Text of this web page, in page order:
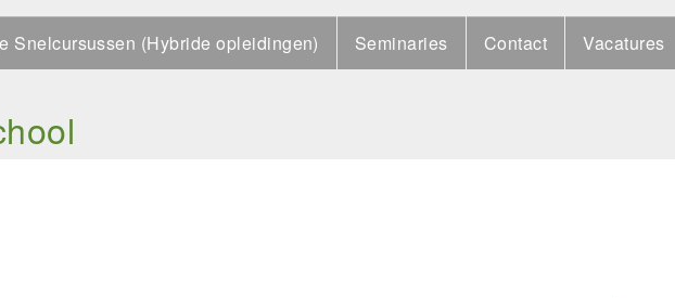
Snelcursussen (Hybride opleidingen) Seminaries Contact Vacatures